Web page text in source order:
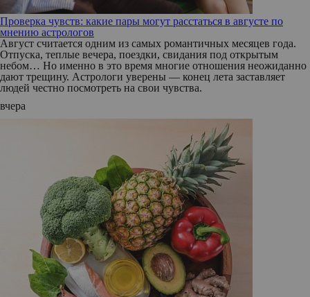
Проверка чувств: какие пары могут расстаться в августе по
мнению астрологов
Август считается одним из самых романтичных месяцев года.
Отпуска, теплые вечера, поездки, свидания под открытым
небом… Но именно в это время многие отношения неожиданно
дают трещину. Астрологи уверены — конец лета заставляет
людей честно посмотреть на свои чувства.
вчера